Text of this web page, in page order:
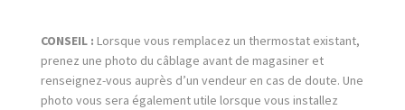
CONSEIL : Lorsque vous remplacez un thermostat existant,
prenez une photo du câblage avant de magasiner et
renseignez-vous auprès d’un vendeur en cas de doute. Une
photo vous sera également utile lorsque vous installez